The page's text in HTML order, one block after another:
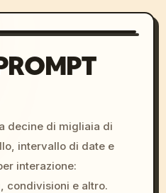
decine di migliaia di
intervallo di date e
interazione:
condivisioni e altro.